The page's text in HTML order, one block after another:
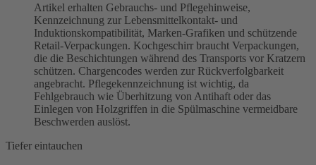
Artikel erhalten Gebrauchs- und Pflegehinweise,
Kennzeichnung zur Lebensmittelkontakt- und
Induktionskompatibilität, Marken-Grafiken und schützende
Retail-Verpackungen. Kochgeschirr braucht Verpackungen,
die die Beschichtungen während des Transports vor Kratzern
schützen. Chargencodes werden zur Rückverfolgbarkeit
angebracht. Pflegekennzeichnung ist wichtig, da
Fehlgebrauch wie Überhitzung von Antihaft oder das
Einlegen von Holzgriffen in die Spülmaschine vermeidbare
Beschwerden auslöst.
Tiefer eintauchen